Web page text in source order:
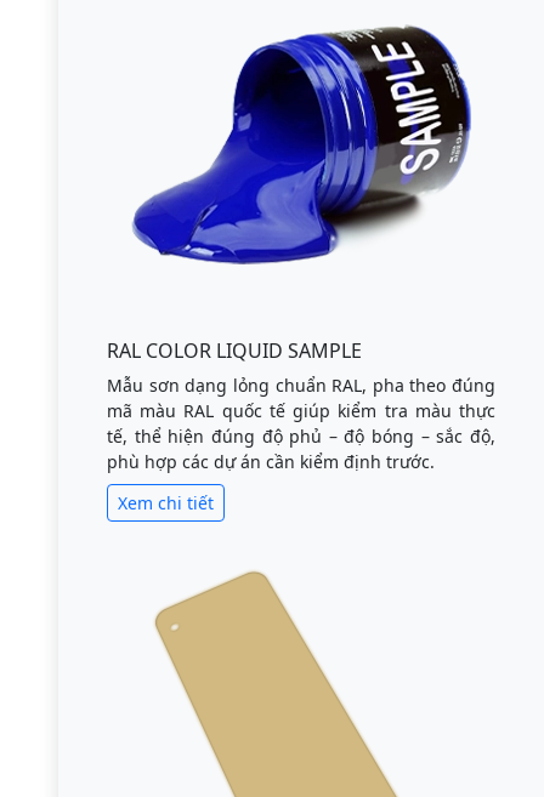
RAL COLOR LIQUID SAMPLE
Mẫu sơn dạng lỏng chuẩn RAL, pha theo đúng
mã màu RAL quốc tế giúp kiểm tra màu thực
tế, thể hiện đúng độ phủ – độ bóng – sắc độ,
phù hợp các dự án cần kiểm định trước.
Xem chi tiết